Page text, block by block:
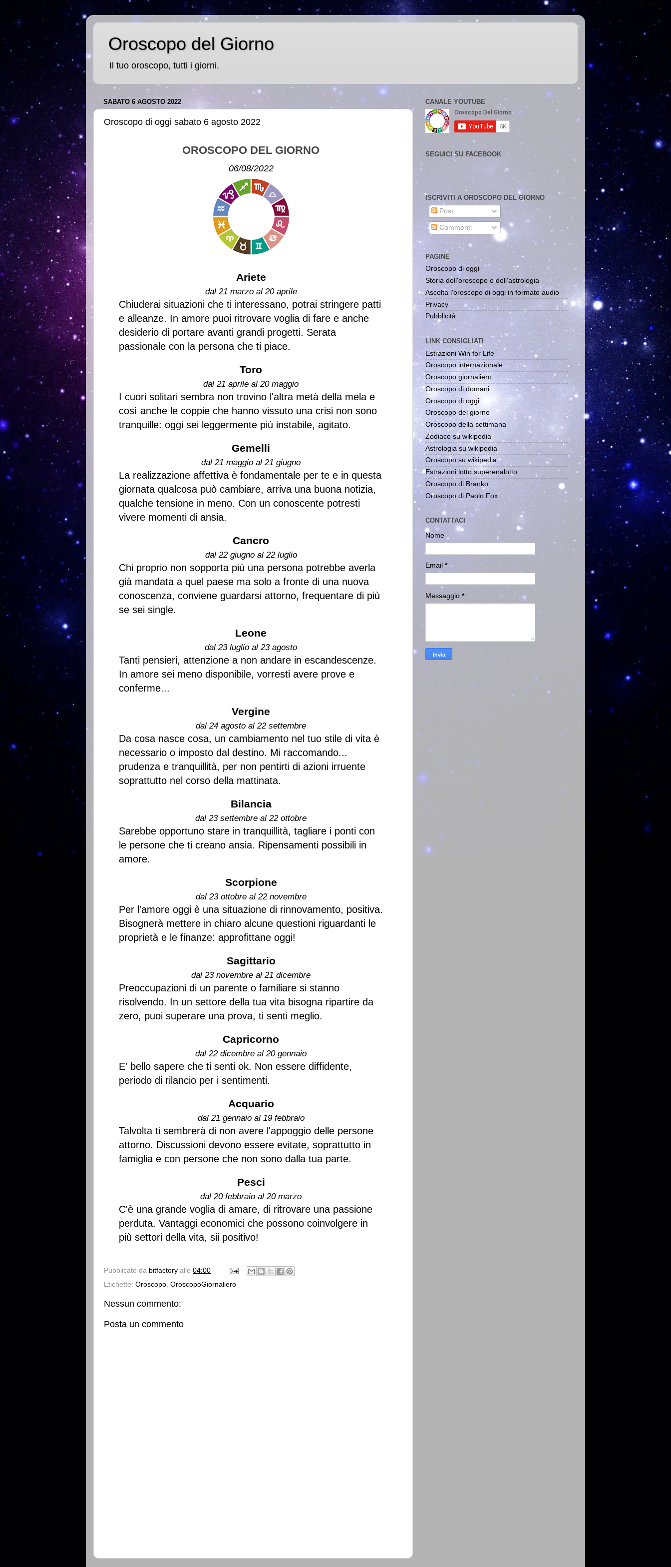
Oroscopo del Giorno
Il tuo oroscopo, tutti i giorni.
SABATO 6 AGOSTO 2022
Oroscopo di oggi sabato 6 agosto 2022
OROSCOPO DEL GIORNO
06/08/2022
Ariete
dal 21 marzo al 20 aprile
Chiuderai situazioni che ti interessano, potrai stringere patti
e alleanze. In amore puoi ritrovare voglia di fare e anche
desiderio di portare avanti grandi progetti. Serata
passionale con la persona che ti piace.
Toro
dal 21 aprile al 20 maggio
I cuori solitari sembra non trovino l'altra metà della mela e
così anche le coppie che hanno vissuto una crisi non sono
tranquille: oggi sei leggermente più instabile, agitato.
Gemelli
dal 21 maggio al 21 giugno
La realizzazione affettiva è fondamentale per te e in questa
giornata qualcosa può cambiare, arriva una buona notizia,
qualche tensione in meno. Con un conoscente potresti
vivere momenti di ansia.
Cancro
dal 22 giugno al 22 luglio
Chi proprio non sopporta più una persona potrebbe averla
già mandata a quel paese ma solo a fronte di una nuova
conoscenza, conviene guardarsi attorno, frequentare di più
se sei single.
Leone
dal 23 luglio al 23 agosto
Tanti pensieri, attenzione a non andare in escandescenze.
In amore sei meno disponibile, vorresti avere prove e
conferme...
Vergine
dal 24 agosto al 22 settembre
Da cosa nasce cosa, un cambiamento nel tuo stile di vita è
necessario o imposto dal destino. Mi raccomando...
prudenza e tranquillità, per non pentirti di azioni irruente
soprattutto nel corso della mattinata.
Bilancia
dal 23 settembre al 22 ottobre
Sarebbe opportuno stare in tranquillità, tagliare i ponti con
le persone che ti creano ansia. Ripensamenti possibili in
amore.
Scorpione
dal 23 ottobre al 22 novembre
Per l'amore oggi è una situazione di rinnovamento, positiva.
Bisognerà mettere in chiaro alcune questioni riguardanti le
proprietà e le finanze: approfittane oggi!
Sagittario
dal 23 novembre al 21 dicembre
Preoccupazioni di un parente o familiare si stanno
risolvendo. In un settore della tua vita bisogna ripartire da
zero, puoi superare una prova, ti senti meglio.
Capricorno
dal 22 dicembre al 20 gennaio
E' bello sapere che ti senti ok. Non essere diffidente,
periodo di rilancio per i sentimenti.
Acquario
dal 21 gennaio al 19 febbraio
Talvolta ti sembrerà di non avere l'appoggio delle persone
attorno. Discussioni devono essere evitate, soprattutto in
famiglia e con persone che non sono dalla tua parte.
Pesci
dal 20 febbraio al 20 marzo
C'è una grande voglia di amare, di ritrovare una passione
perduta. Vantaggi economici che possono coinvolgere in
più settori della vita, sii positivo!
Pubblicato da bitfactory alle 04:00
Etichette: Oroscopo OroscopoGiornaliero
Nessun commento:
Posta un commento
CANALE YOUTUBE
SEGUICI SU FACEBOOK
ISCRIVITI A OROSCOPO DEL GIORNO
Post
Commenti
PAGINE
Oroscopo di oggi
Storia dell'oroscopo e dell'astrologia
Ascolta l'oroscopo di oggi in formato audio
Privacy
Pubblicità
LINK CONSIGLIATI
Estrazioni Win for Life
Oroscopo internazionale
Oroscopo giornaliero
Oroscopo di domani
Oroscopo di oggi
Oroscopo del giorno
Oroscopo della settimana
Zodiaco su wikipedia
Astrologia su wikipedia
Oroscopo su wikipedia
Estrazioni lotto superenalotto
Oroscopo di Branko
Oroscopo di Paolo Fox
CONTATTACI
Nome
Email *
Messaggio *